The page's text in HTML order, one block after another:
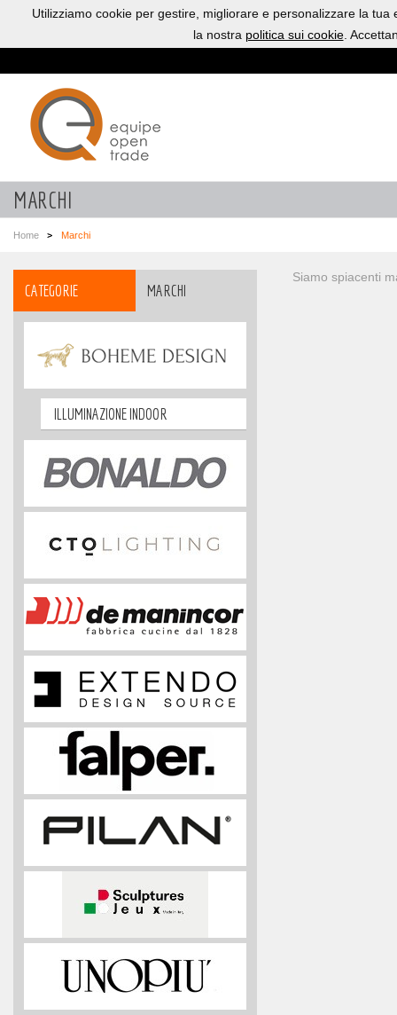
Utilizziamo cookie per gestire, migliorare e personalizzare la
la nostra politica sui cookie.
MARCHI
Home Marchi
CATEGORIE MARCHI
ILLUMINAZIONE INDOOR
Siamo spiacenti